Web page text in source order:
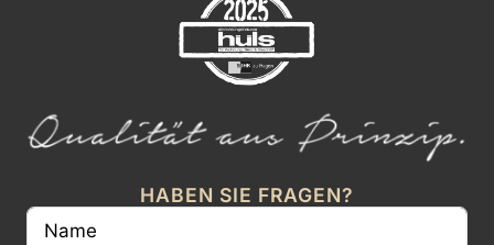
HABEN SIE FRAGEN?